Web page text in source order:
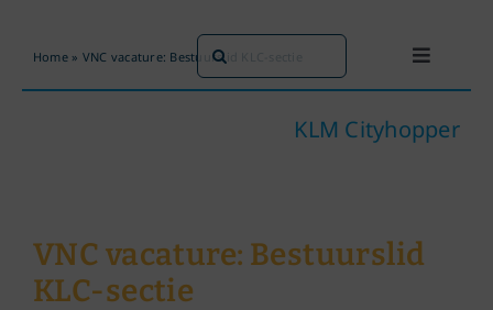
naar
Toggle
Dossiers
Zoeken
naar:
Home » VNC vacature: Bestuurslid KLC-sectie
KLM Cityhopper
VNC vacature: Bestuurslid
KLC-sectie